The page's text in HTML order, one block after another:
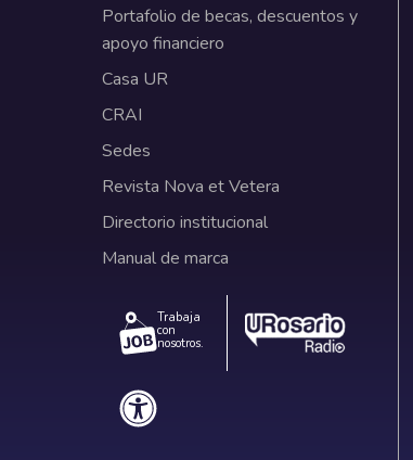
Portafolio de becas, descuentos y
apoyo financiero
Casa UR
CRAI
Sedes
Revista Nova et Vetera
Directorio institucional
Manual de marca
Trabaja
con
nosotros.